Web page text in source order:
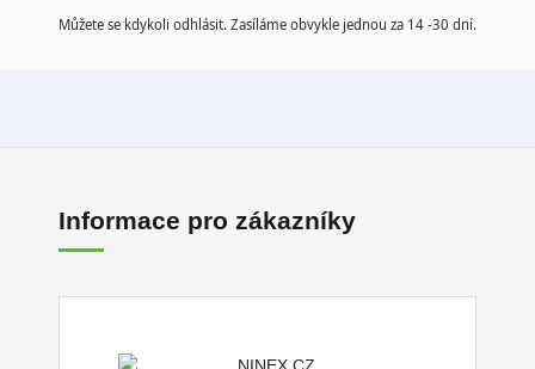
Můžete se kdykoli odhlásit. Zasíláme obvykle jednou za 14 -30 dní.
Informace pro zákazníky